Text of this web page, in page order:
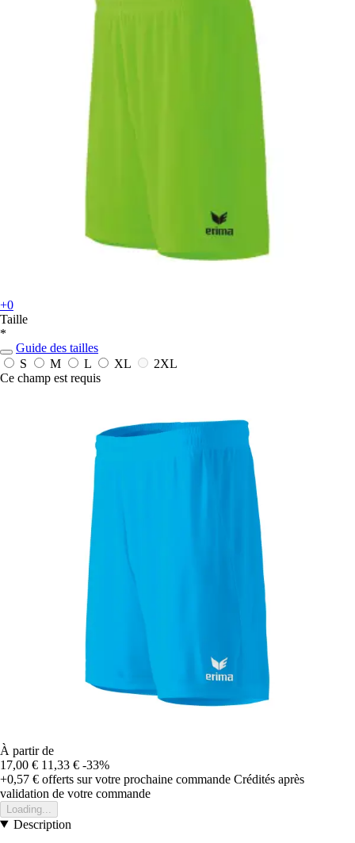
+0
Taille
*
Guide des tailles
S
M L XL
2XL
Ce champ est requis
À partir de
17,00 € 11,33 € -33%
+0,57 € offerts sur votre prochaine commande Crédités après
validation de votre commande
Loading...
Description